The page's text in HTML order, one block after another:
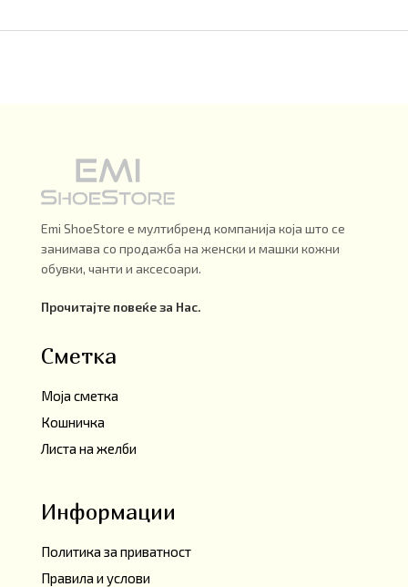
Emi ShoeStore е мултибренд компанија која што се
занимава со продажба на женски и машки кожни
обувки, чанти и аксесоари.
Прочитајте повеќе за Нас.
Сметка
Моја сметка
Кошничка
Листа на желби
Информации
Политика за приватност
Правила и услови